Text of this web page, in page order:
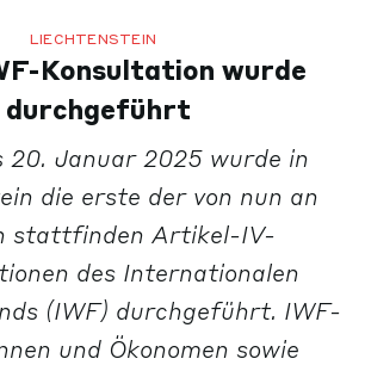
LIECHTENSTEIN
Konsultation wurde
durchgeführt
20. Januar 2025 wurde in
die erste der von nun an
stattfinden Artikel-IV-
des Internationalen
(IWF) durchgeführt. IWF-
und Ökonomen sowie